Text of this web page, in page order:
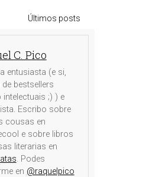
Últimos posts
C. Pico
entusiasta (e si,
bestsellers
intelectuais ;) ) e
Escribo sobre
cousas en
e sobre libros
literarias en
. Podes
en @raquelpico